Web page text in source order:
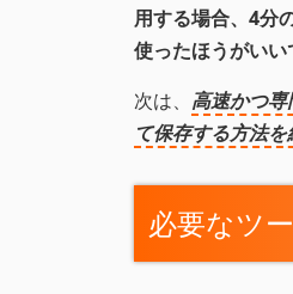
用する場合、4分
使ったほうがいい
次は、 高速かつ
て保存する方法を
必要なツ